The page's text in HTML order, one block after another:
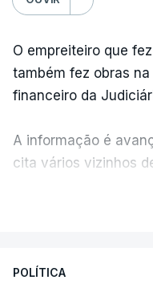
O empreiteiro que
também fez obras
financeiro da
A informação é
cita vários vizinhos
apreendido numa
POLÍTICA